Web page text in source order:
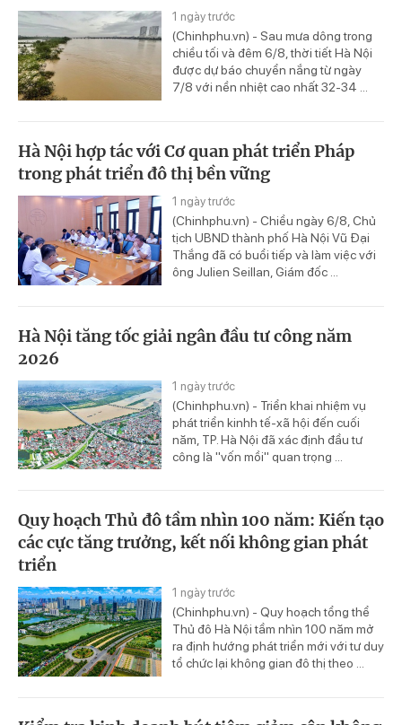
1 ngày trước
(Chinhphu.vn) - Sau mưa dông trong
chiều tối và đêm 6/8, thời tiết Hà Nội
được dự báo chuyển nắng từ ngày
7/8 với nền nhiệt cao nhất 32-34 ...
Hà Nội hợp tác với Cơ quan phát triển Pháp
trong phát triển đô thị bền vững
1 ngày trước
(Chinhphu.vn) - Chiều ngày 6/8, Chủ
tịch UBND thành phố Hà Nội Vũ Đại
Thắng đã có buổi tiếp và làm việc với
ông Julien Seillan, Giám đốc ...
Hà Nội tăng tốc giải ngân đầu tư công năm
2026
1 ngày trước
(Chinhphu.vn) - Triển khai nhiệm vụ
phát triển kinhh tế-xã hội đến cuối
năm, TP. Hà Nội đã xác định đầu tư
công là "vốn mồi" quan trọng ...
Quy hoạch Thủ đô tầm nhìn 100 năm: Kiến tạo
các cực tăng trưởng, kết nối không gian phát
triển
1 ngày trước
(Chinhphu.vn) - Quy hoạch tổng thể
Thủ đô Hà Nội tầm nhìn 100 năm mở
ra định hướng phát triển mới với tư duy
tổ chức lại không gian đô thị theo ...